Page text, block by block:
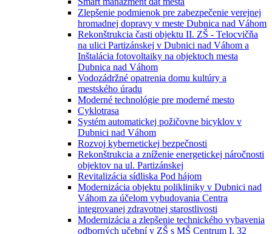
Zlepšenie podmienok pre zabezpečenie verejnej
hromadnej dopravy v meste Dubnica nad Váhom
Rekonštrukcia časti objektu II. ZŠ - Telocvičňa
na ulici Partizánskej v Dubnici nad Váhom a
Inštalácia fotovoltaiky na objektoch mesta
Dubnica nad Váhom
Vodozádržné opatrenia domu kultúry a
mestského úradu
Moderné technológie pre moderné mesto
Cyklotrasa
Systém automatickej požičovne bicyklov v
Dubnici nad Váhom
Rozvoj kybernetickej bezpečnosti
Rekonštrukcia a zníženie energetickej náročnosti
objektov na ul. Partizánskej
Revitalizácia sídliska Pod hájom
Modernizácia objektu polikliniky v Dubnici nad
Váhom za účelom vybudovania Centra
integrovanej zdravotnej starostlivosti
Modernizácia a zlepšenie technického vybavenia
odborných učební v ZŠ s MŠ Centrum I. 32